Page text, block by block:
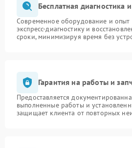
Бесплатная диагностика
Современное оборудование и опыт
экспресс-диагностику и
сроки, минимизируя время без
Гарантия на работы и
Предоставляется
выполненные работы и
защищает клиента от повторных